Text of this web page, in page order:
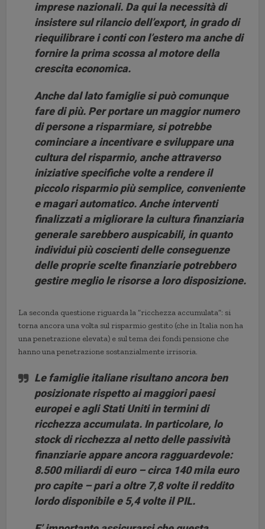
imprese nazionali. Da qui la necessità di
insistere sul rilancio dell’export, in grado di
riequilibrare i conti con l’estero ma anche di
fornire la prima scossa al motore della
crescita economica.
Anche dal lato famiglie si può comunque
fare di più. Per portare un maggior numero
di persone a risparmiare, si potrebbe
cominciare a incentivare e sviluppare una
cultura del risparmio, anche attraverso
iniziative specifiche volte a rendere il
piccolo risparmio più semplice, conveniente
e magari automatico. Anche interventi
finalizzati a migliorare la cultura finanziaria
generale sarebbero auspicabili, in quanto
individui più coscienti delle conseguenze
delle proprie scelte finanziarie potrebbero
gestire meglio le risorse a loro disposizione.
La seconda questione riguarda la “ricchezza accumulata”: si
torna ancora una volta sul risparmio gestito (che in Italia non ha
una penetrazione elevata) e sul tema dei fondi pensione che
hanno una penetrazione sostanzialmente irrisoria.
Le famiglie italiane risultano ancora ben
posizionate rispetto ai maggiori paesi
europei e agli Stati Uniti in termini di
ricchezza accumulata. In particolare, lo
stock di ricchezza al netto delle passività
finanziarie appare ancora ragguardevole:
8.500 miliardi di euro– circa 140 mila euro
pro capite – pari a oltre 7,8 volte il reddito
lordo disponibile e 5,4 volte il PIL.